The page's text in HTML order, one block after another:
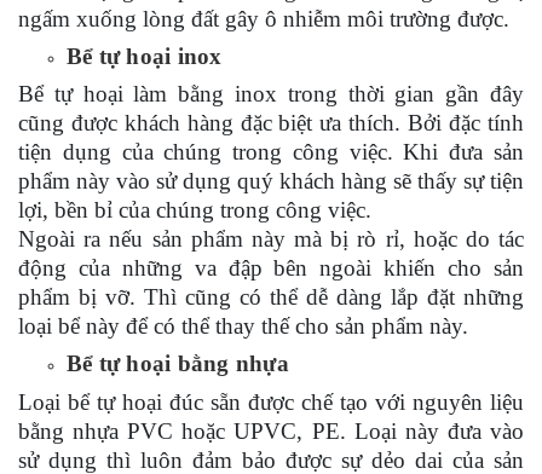
ngấm xuống lòng đất gây ô nhiễm môi trường được.
Bể tự hoại inox
Bể tự hoại làm bằng inox trong thời gian gần đây
cũng được khách hàng đặc biệt ưa thích. Bởi đặc tính
tiện dụng của chúng trong công việc. Khi đưa sản
phẩm này vào sử dụng quý khách hàng sẽ thấy sựtiện
lợi, bền bỉ của chúng trong công việc.
Ngoài ra nếu sản phẩm này mà bị rò rỉ, hoặc do tác
động của những va đập bên ngoài khiến cho sản
phẩm bị vỡ. Thì cũng có thể dễ dàng lắp đặt những
loại bể này để có thể thay thế cho sản phẩm này.
Bể tự hoại bằng nhựa
Loại bể tự hoại đúc sẵn được chế tạo với nguyên liệu
bằng nhựa PVC hoặc UPVC, PE. Loại này đưa vào
sử dụng thì luôn đảm bảo được sự dẻo dai của sản